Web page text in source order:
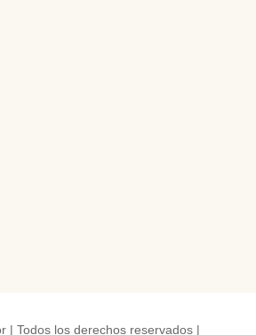
| Todos los derechos reservados |